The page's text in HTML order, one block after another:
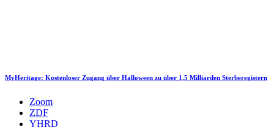
MyHeritage: Kostenloser Zugang über Halloween zu über 1,5 Milliarden Sterberegistern
Zoom
ZDF
YHRD